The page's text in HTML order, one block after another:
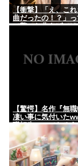
【衝撃】「え、こ
曲だったの！？」
て驚いた曲あげてけ
【驚愕】名作『無職
凄い事に気付いた
職転生』ってなろ
ないからおすすめ
れたから見たのだ
しかして…